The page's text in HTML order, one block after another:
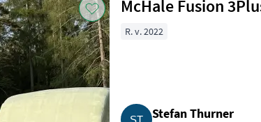
McHale Fusion
R. v. 2022
Stefan Thurner